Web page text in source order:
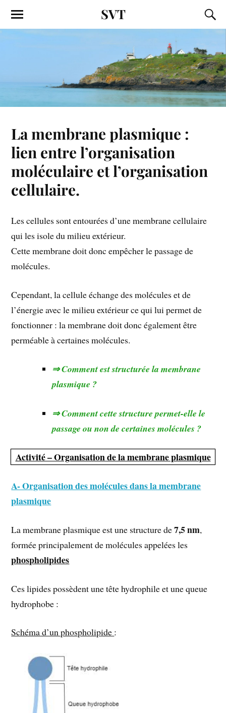
SVT
La membrane plasmique :
lien entre l’organisation
moléculaire et l’organisation
cellulaire.
Les cellules sont entourées d’une membrane cellulaire
qui les isole du milieu extérieur.
Cette membrane doit donc empêcher le passage de
molécules.
Cependant, la cellule échange des molécules et de
l’énergie avec le milieu extérieur ce qui lui permet de
fonctionner : la membrane doit donc également être
perméable à certaines molécules.
Comment est structurée la membrane
plasmique ?
Comment cette structure permet-elle le
passage ou non de certaines molécules ?
Activité – Organisation de la membrane plasmique
A- Organisation des molécules dans la membrane
plasmique
La membrane plasmique est une structure de7,5 nm,
formée principalement de molécules appelées les
phospholipides
Ces lipides possèdent une tête hydrophile et une queue
hydrophobe :
Schéma d’un phospholipide :